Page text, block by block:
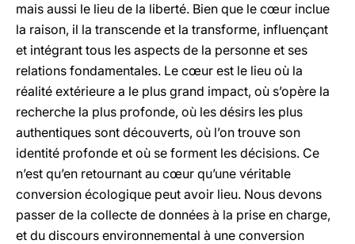
mais aussi le lieu de la liberté. Bien que le cœur inclue
la raison, il la transcende et la transforme, influençant
et intégrant tous les aspects de la personne et ses
relations fondamentales. Le cœur est le lieu où la
réalité extérieure a le plus grand impact, où s’opère la
recherche la plus profonde, où les désirs les plus
authentiques sont découverts, où l’on trouve son
identité profonde et où se forment les décisions. Ce
n’est qu’en retournant au cœur qu’une véritable
conversion écologique peut avoir lieu. Nous devons
passer de la collecte de données à la prise en charge,
et du discours environnemental à une conversion